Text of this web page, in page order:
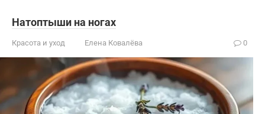
Натоптыши на ногах
Красота и уход Елена Ковалёва 0